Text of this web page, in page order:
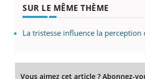
SUR LE MÊME THÈME
La tristesse influence la perception
Vous aimez cet article ? Abonnez-